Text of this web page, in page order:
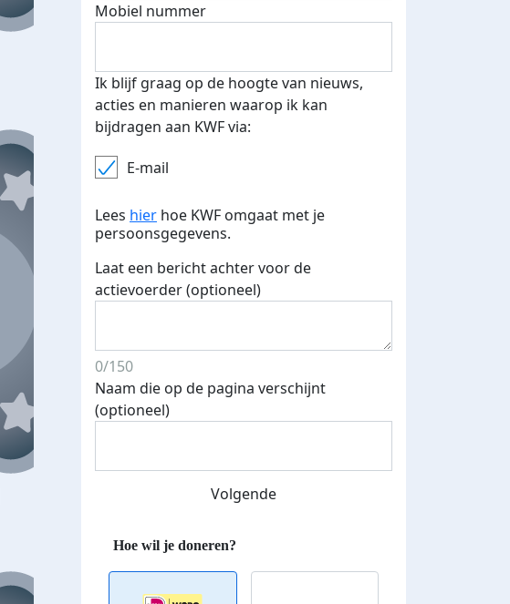
Streefbedrag verhoogd
verdiend
Mobiel nummer
Ik blijf graag op de hoogte van nieuws,
acties en manieren waarop ik kan
bijdragen aan KWF via:
E-mail
Lees hier hoe KWF omgaat met je
persoonsgegevens.
Laat een bericht achter voor de
actievoerder (optioneel)
0/150
Naam die op de pagina verschijnt
(optioneel)
Volgende